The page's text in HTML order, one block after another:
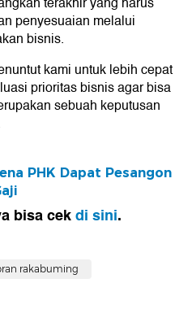
penyesuaian melalui
bisnis.
kami untuk lebih cepat
prioritas bisnis agar bisa
sebuah keputusan
PHK Dapat Pesangon
bisa cekdi sini.
rakabuming